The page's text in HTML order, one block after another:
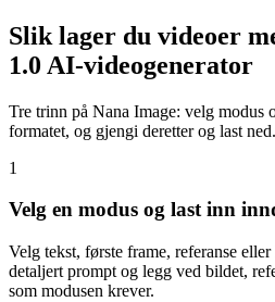
Slik lager du videoer
1.0 AI-videogenerator
Tre trinn på Nana Image: velg modus
formatet, og gjengi deretter og last ned.
1
Velg en modus og last inn
Velg tekst, første frame, referanse
detaljert prompt og legg ved bildet,
som modusen krever.